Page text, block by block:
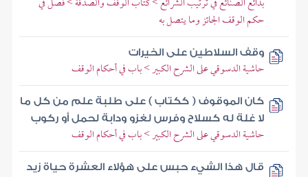
حكم الوقف الجائز وما يتصل به
وقف السلاطين على الخيرات
حاشية الدسوقي على الشرح الكبير > باب في أحكام الوقف
كان الموقوف ( ككتاب ) على طلبة علم من كل ما
لا غلة له كسلاح وفرس لغزو ودابة لحمل أو ركوب
حاشية الدسوقي على الشرح الكبير > باب في أحكام الوقف
قال هذا الشيء حبس على هؤلاء العشرة حياة زيد